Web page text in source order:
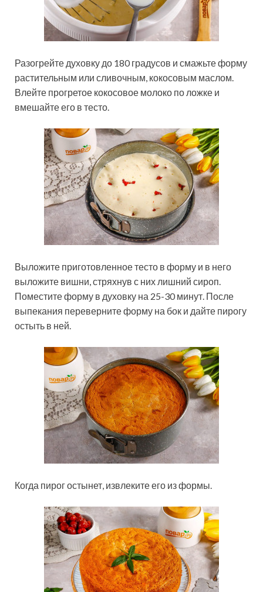
Разогрейте духовку до 180 градусов и смажьте форму
растительным или сливочным, кокосовым маслом.
Влейте прогретое кокосовое молоко по ложке и
вмешайте его в тесто.
Выложите приготовленное тесто в форму и в него
выложите вишни, стряхнув с них лишний сироп.
Поместите форму в духовку на 25-30 минут. После
выпекания переверните форму на бок и дайте пирогу
остыть в ней.
Когда пирог остынет, извлеките его из формы.